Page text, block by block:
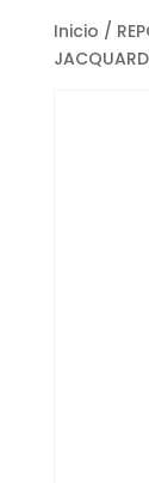
Inicio /
JACQUARD